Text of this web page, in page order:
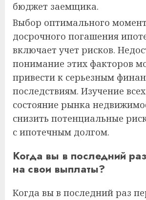
бюджет заемщика.
Выбор оптимального
досрочного погашения
включает учет рисков.
понимание этих факторов
привести к серьезным
последствиям. Изучение
состояние рынка
снизить потенциальные
с ипотечным долгом.
Когда вы в последний
на свои выплаты?
Когда вы в последний раз